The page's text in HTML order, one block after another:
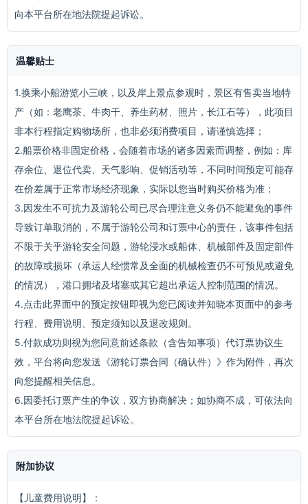
向本平台所在地法院提起诉讼。
温馨贴士
1.换乘小船游览小三峡，以及岸上景点参观时，景区有售卖当地特
产（如：老鹰茶、牛肉干、养生药材、照片，长江石等），此项目
非本行程指定购物场所，也非必须消费项目，请谨慎选择；
2.船票价格非固定价格，会随着市场的诸多因素而调整，例如：库
存余位、退位代卖、天气影响、促销活动等，不同时间预定可能存
在价差属于正常市场经济现象，实际以您当时购买价格为准；
3.因发生不可抗力及游轮公司已尽合理注意义务仍不能避免的事件
导致订单取消的，不属于游轮公司和订票中心的责任，该事件包括
不限于关乎游轮安全问题，游轮浸水或船体、机械部件及固定部件
的故障或损坏（承运人经惯常及全面的机械检查仍不可预见或避免
的情况），港口拥堵及堵塞或其它超出承运人控制范围的情况。
4.点击此界面中的预定按钮即视为您已阅读并知晓本页面中的参考
行程、费用说明、预定须知以及退改规则。
5.付款成功则视为您同意前述条款（含告知事项）代订票协议生
效，平台将向您发送《游轮订票合同（确认件）》作为附件，再次
向您提醒相关信息。
6.因委托订票产生的争议，双方协商解决；如协商不成，可依法向
本平台所在地法院提起诉讼。
附加协议
【儿童费用说明】：